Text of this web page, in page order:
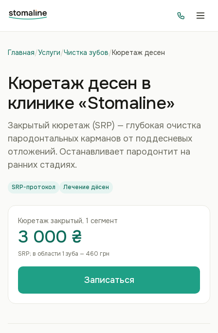
Главная/Услуги/Чистка зубов/Кюретаж десен
Кюретаж десен в
клинике «Stomaline»
Закрытый кюретаж (SRP) — глубокая очистка
пародонтальных карманов от поддесневых
отложений. Останавливает пародонтит на
ранних стадиях.
SRP-протокол Лечение дёсен
Кюретаж закрытый, 1 сегмент
3 000 ₴
SRP; в области 1 зуба — 460 грн
Записаться